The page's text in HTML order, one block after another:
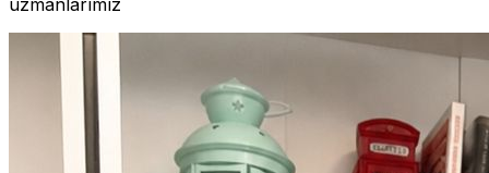
uzmanlarımız